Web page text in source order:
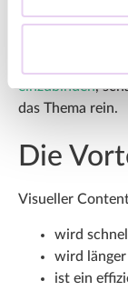
Um mehr
einzubinden,
das Thema rein.
Die
Visueller
wird
wird
ist ein